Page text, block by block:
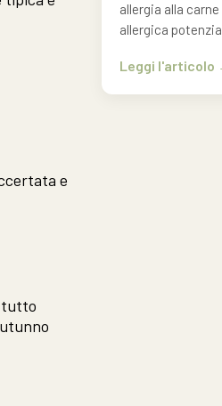
e
tutto
allergia alla
allergica
Leggi l'articolo